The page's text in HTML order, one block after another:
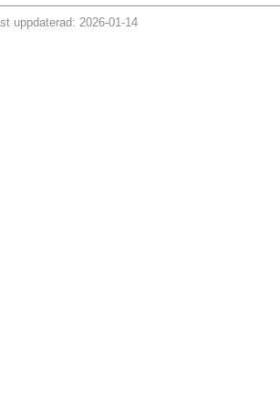
uppdaterad: 2026-01-14